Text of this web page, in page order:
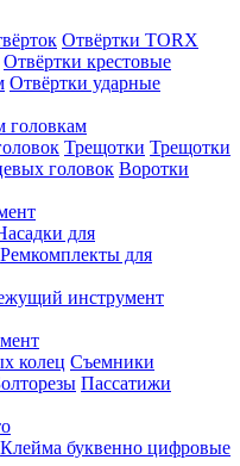
Отвёртки TORX
Отвёртки крестовые
Отвёртки ударные
головкам
Трещотки Трещотки
головок Воротки
для
Ремкомплекты для
инструмент
колец Съемники
Пассатижи
Клейма буквенно цифровые